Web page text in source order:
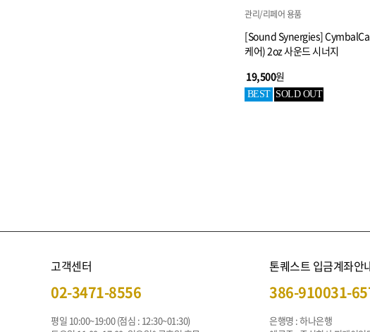
관리/리페어 용품
[Sound Synergies]
케어) 2oz 사운드 시너지
19,500원
BEST SOLD OUT
고객센터
02-3471-8556
평일 10:00~19:00 (점심 : 12:30~01:30)
톤퀘스트 입금계좌안
386-910031-
은행명 : 하나은행